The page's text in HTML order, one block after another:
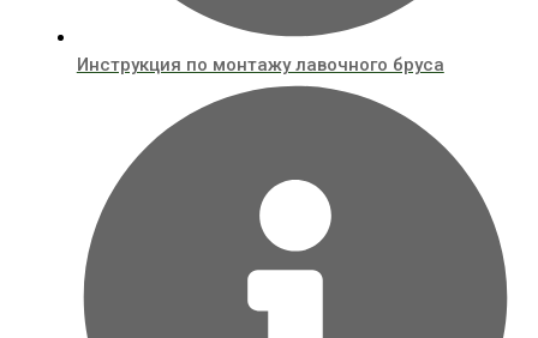
Инструкция по монтажу лавочного бруса